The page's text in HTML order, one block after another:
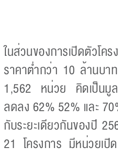
ในส่วนของการเปิดตัวโค
ราคาต่ำกว่า 10 ล้านบ
1,562 หน่วย คิดเป็น
ลดลง 62% 52% และ
กับระยะเดียวกันของปี
21 โครงการ มีหน่วยเ